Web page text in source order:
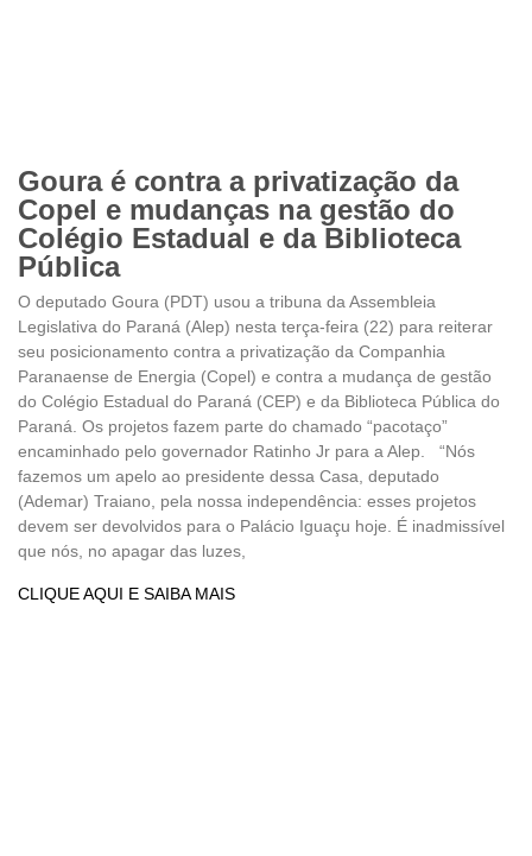
Goura é contra a privatização da
Copel e mudanças na gestão do
Colégio Estadual e da Biblioteca
Pública
O deputado Goura (PDT) usou a tribuna da Assembleia
Legislativa do Paraná (Alep) nesta terça-feira (22) para reiterar
seu posicionamento contra a privatização da Companhia
Paranaense de Energia (Copel) e contra a mudança de gestão
do Colégio Estadual do Paraná (CEP) e da Biblioteca Pública do
Paraná. Os projetos fazem parte do chamado “pacotaço”
encaminhado pelo governador Ratinho Jr para a Alep. “Nós
fazemos um apelo ao presidente dessa Casa, deputado
(Ademar) Traiano, pela nossa independência: esses projetos
devem ser devolvidos para o Palácio Iguaçu hoje. É inadmissível
que nós, no apagar das luzes,
CLIQUE AQUI E SAIBA MAIS